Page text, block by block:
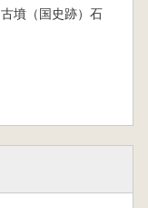
墳（国史跡）石